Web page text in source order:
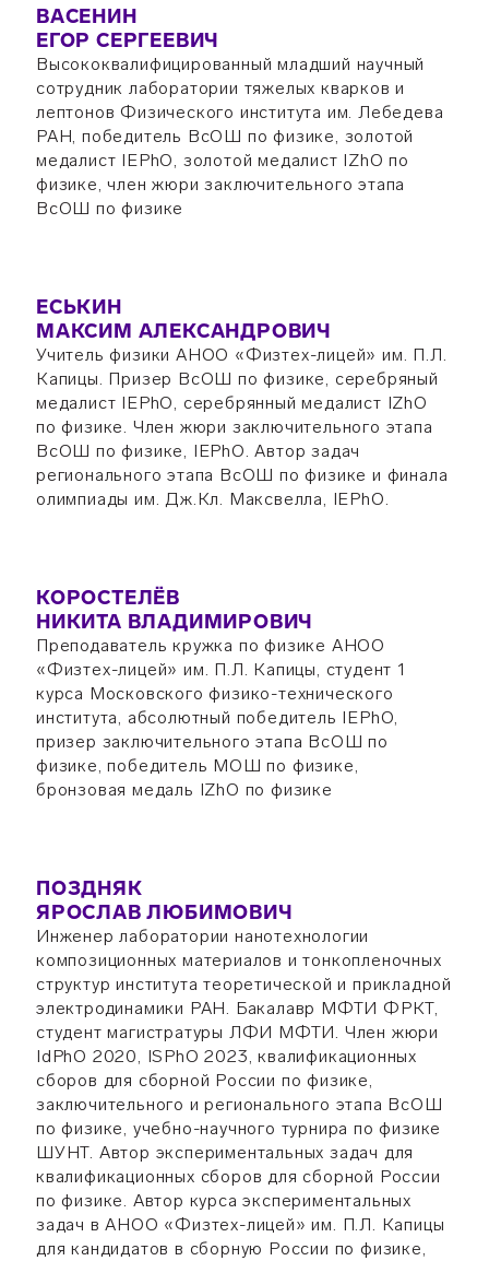
ВАСЕНИН
ЕГОР СЕРГЕЕВИЧ
Высококвалифицированный младший научный
сотрудник лаборатории тяжелых кварков и
лептонов Физического института им. Лебедева
РАН, победитель ВсОШ по физике, золотой
медалист IEPhO, золотой медалист IZhO по
физике, член жюри заключительного этапа
ВсОШ по физике
ЕСЬКИН
МАКСИМ АЛЕКСАНДРОВИЧ
Учитель физики АНОО «Физтех-лицей» им. П.Л.
Капицы. Призер ВсОШ по физике, серебряный
медалист IEPhO, серебрянный медалист IZhO
по физике. Член жюри заключительного этапа
ВсОШ по физике, IEPhO. Автор задач
регионального этапа ВсОШ по физике и финала
олимпиады им. Дж.Кл. Максвелла, IEPhO.
КОРОСТЕЛЁВ
НИКИТА ВЛАДИМИРОВИЧ
Преподаватель кружка по физике АНОО
«Физтех-лицей» им. П.Л. Капицы, студент 1
курса Московского физико-технического
института, абсолютный победитель IEPhO,
призер заключительного этапа ВсОШ по
физике, победитель МОШ по физике,
бронзовая медаль IZhO по физике
ПОЗДНЯК
ЯРОСЛАВ ЛЮБИМОВИЧ
Инженер лаборатории нанотехнологии
композиционных материалов и тонкопленочных
структур института теоретической и прикладной
электродинамики РАН. Бакалавр МФТИ ФРКТ,
студент магистратуры ЛФИ МФТИ. Член жюри
IdPhO 2020, ISPhO 2023, квалификационных
сборов для сборной России по физике,
заключительного и регионального этапа ВсОШ
по физике, учебно-научного турнира по физике
ШУНТ. Автор экспериментальных задач для
квалификационных сборов для сборной России
по физике. Автор курса экспериментальных
задач в АНОО «Физтех-лицей» им. П.Л. Капицы
для кандидатов в сборную России по физике,